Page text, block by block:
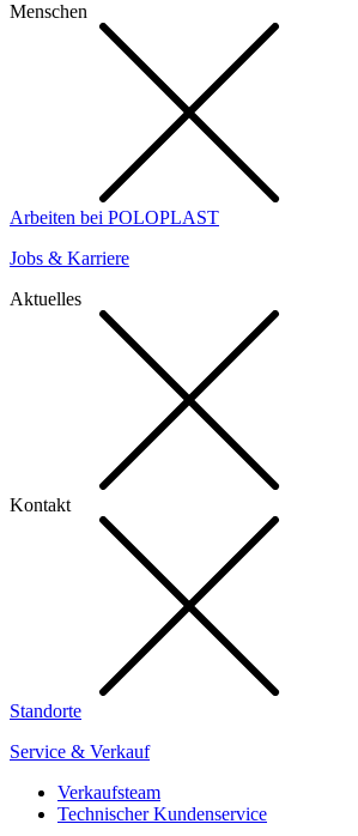
Menschen
Arbeiten bei POLOPLAST
Jobs & Karriere
Aktuelles
Kontakt
Standorte
Service & Verkauf
Verkaufsteam
Technischer Kundenservice